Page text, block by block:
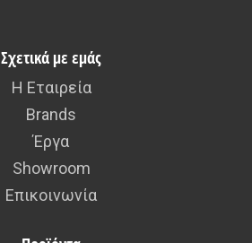
Σχετικά με εμάς
Η Εταιρεία
Brands
Έργα
Showroom
Επικοινωνία